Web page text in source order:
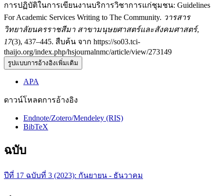
การปฏิบัติในการเขียนงานบริการวิชาการแก่ชุมชน: Guidelines
For Academic Services Writing to The Community. วารสาร
วิทยาลัยนครราชสีมา สาขามนุษยศาสตร์และสังคมศาสตร์,
17(3), 437–445. สืบค้น จาก https://so03.tci-
thaijo.org/index.php/hsjournalnmc/article/view/273149
รูปแบบการอ้างอิงเพิ่มเติม
APA
ดาวน์โหลดการอ้างอิง
Endnote/Zotero/Mendeley (RIS)
BibTeX
ฉบับ
ปีที่ 17 ฉบับที่ 3 (2023): กันยายน - ธันวาคม